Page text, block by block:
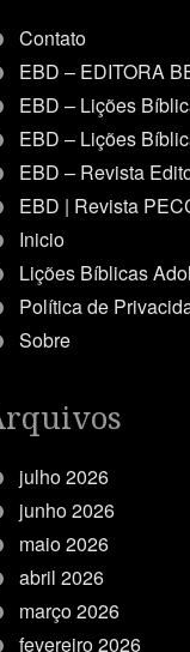
Contato
EBD – EDITORA
EBD – Lições
EBD – Lições
EBD – Revista
EBD | Revista
Inicio
Lições Bíblicas
Política de
Sobre
julho 2026
junho 2026
maio 2026
abril 2026
março 2026
fevereiro 2026